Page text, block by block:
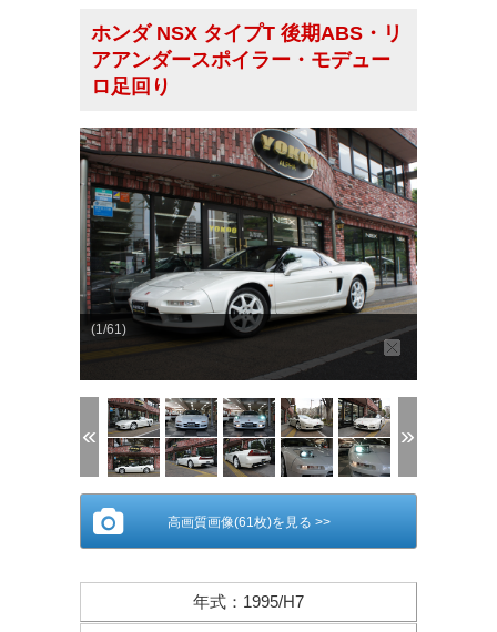
ホンダ NSX タイプT 後期ABS・リ
アアンダースポイラー・モデュー
ロ足回り
(1/61)
高画質画像(61枚)を見る >>
年式 ： 1995/H7